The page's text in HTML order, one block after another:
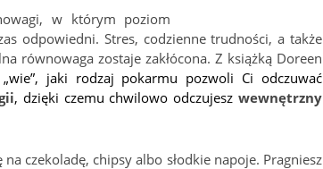
w którym poziom
odpowiedni. Stres, codzienne trudności, a także
równowaga zostaje zakłócona. Z książką Doreen
jaki rodzaj pokarmu pozwoli Ci odczuwać
, dzięki czemu chwilowo odczujesz wewnętrzny
czekoladę, chipsy albo słodkie napoje. Pragniesz